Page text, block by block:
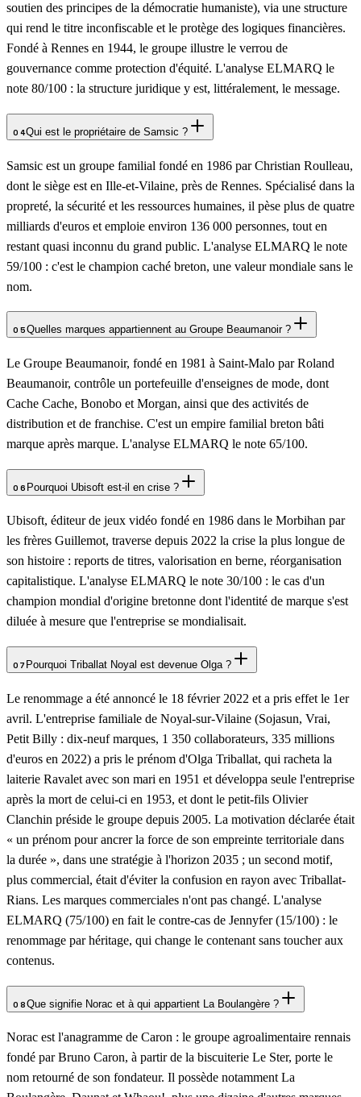
soutien des principes de la démocratie humaniste), via une structure
qui rend le titre inconfiscable et le protège des logiques financières.
Fondé à Rennes en 1944, le groupe illustre le verrou de
gouvernance comme protection d'équité. L'analyse ELMARQ le
note 80/100 : la structure juridique y est, littéralement, le message.
04Qui est le propriétaire de Samsic ?
Samsic est un groupe familial fondé en 1986 par Christian Roulleau,
dont le siège est en Ille-et-Vilaine, près de Rennes. Spécialisé dans la
propreté, la sécurité et les ressources humaines, il pèse plus de quatre
milliards d'euros et emploie environ 136 000 personnes, tout en
restant quasi inconnu du grand public. L'analyse ELMARQ le note
59/100 : c'est le champion caché breton, une valeur mondiale sans le
nom.
05Quelles marques appartiennent au Groupe Beaumanoir ?
Le Groupe Beaumanoir, fondé en 1981 à Saint-Malo par Roland
Beaumanoir, contrôle un portefeuille d'enseignes de mode, dont
Cache Cache, Bonobo et Morgan, ainsi que des activités de
distribution et de franchise. C'est un empire familial breton bâti
marque après marque. L'analyse ELMARQ le note 65/100.
06 Pourquoi Ubisoft est-il en crise ?
Ubisoft, éditeur de jeux vidéo fondé en 1986 dans le Morbihan par
les frères Guillemot, traverse depuis 2022 la crise la plus longue de
son histoire : reports de titres, valorisation en berne, réorganisation
capitalistique. L'analyse ELMARQ le note 30/100 : le cas d'un
champion mondial d'origine bretonne dont l'identité de marque s'est
diluée à mesure que l'entreprise se mondialisait.
07 Pourquoi Triballat Noyal est devenue Olga ?
Le renommage a été annoncé le 18 février 2022 et a pris effet le 1er
avril. L'entreprise familiale de Noyal-sur-Vilaine (Sojasun, Vrai,
Petit Billy : dix-neuf marques, 1 350 collaborateurs, 335 millions
d'euros en 2022) a pris le prénom d'Olga Triballat, qui racheta la
laiterie Ravalet avec son mari en 1951 et développa seule l'entreprise
après la mort de celui-ci en 1953, et dont le petit-fils Olivier
Clanchin préside le groupe depuis 2005. La motivation déclarée était
« un prénom pour ancrer la force de son empreinte territoriale dans
la durée », dans une stratégie à l'horizon 2035 ; un second motif,
plus commercial, était d'éviter la confusion en rayon avec Triballat-
Rians. Les marques commerciales n'ont pas changé. L'analyse
ELMARQ (75/100) en fait le contre-cas de Jennyfer (15/100) : le
renommage par héritage, qui change le contenant sans toucher aux
contenus.
08Que signifie Norac et à qui appartient La Boulangère ?
Norac est l'anagramme de Caron : le groupe agroalimentaire rennais
fondé par Bruno Caron, à partir de la biscuiterie Le Ster, porte le
nom retourné de son fondateur. Il possède notamment La